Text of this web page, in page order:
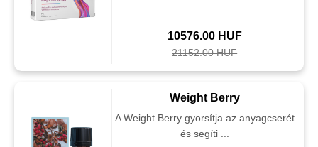
10576.00 HUF
21152.00 HUF
Weight Berry
A Weight Berry gyorsítja az anyagcserét
és segíti ...